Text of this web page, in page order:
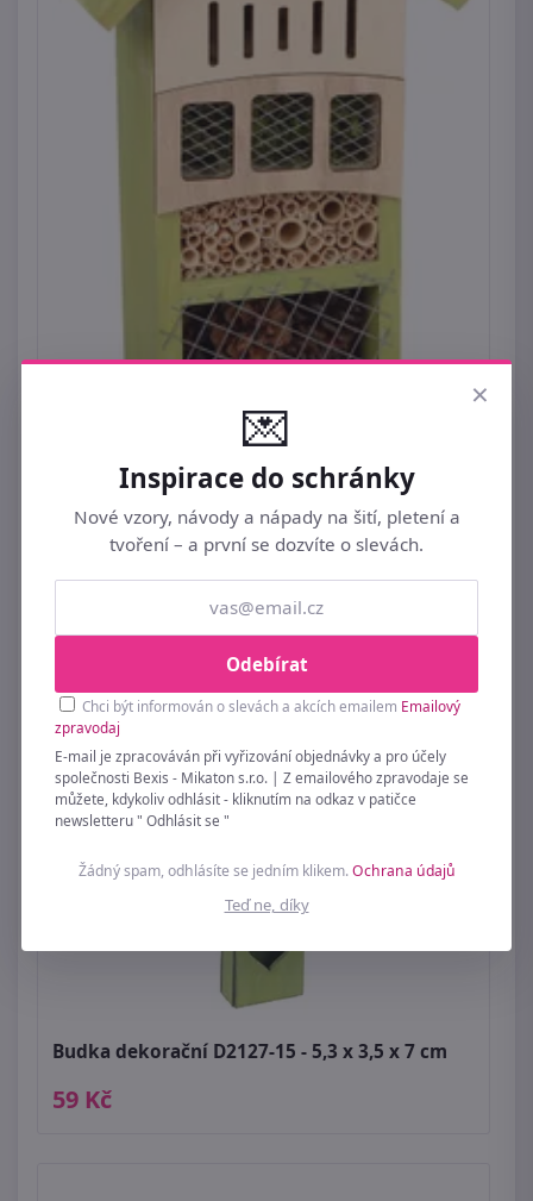
Hmyzí domeček hotel zelený
479 Kč
Budka dekorační D2127-15 - 5,3 x 3,5 x 7 cm
59 Kč
×
💌
Inspirace do schránky
Nové vzory, návody a nápady na šití, pletení a
tvoření – a první se dozvíte o slevách.
Odebírat
Chci být informován o slevách a akcích emailem Emailový
zpravodaj
E-mail je zpracováván při vyřizování objednávky a pro účely
společnosti Bexis - Mikaton s.r.o. | Z emailového zpravodaje se
můžete, kdykoliv odhlásit - kliknutím na odkaz v patičce
newsletteru " Odhlásit se "
Žádný spam, odhlásíte se jedním klikem.Ochrana údajů
Teď ne, díky